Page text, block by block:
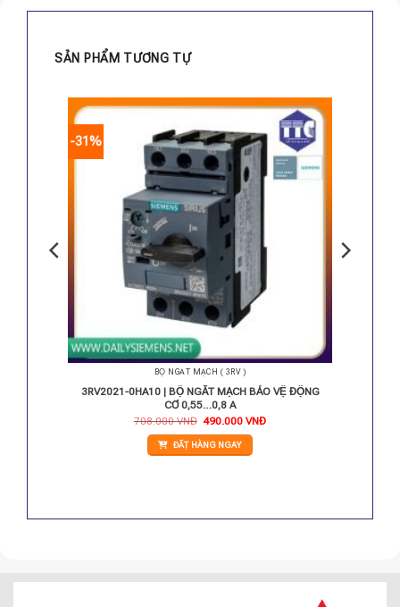
SẢN PHẨM TƯƠNG TỰ
-31%
BỘ NGẮT MẠCH ( 3RV )
3RV2021-0HA10 | BỘ NGẮT MẠCH BẢO VỆ ĐỘNG
CƠ 0,55…0,8 A
708.000VNĐ Giá
là:
708.000 VNĐ.
490.000VNĐGiá
ĐẶT HÀNG NGAY